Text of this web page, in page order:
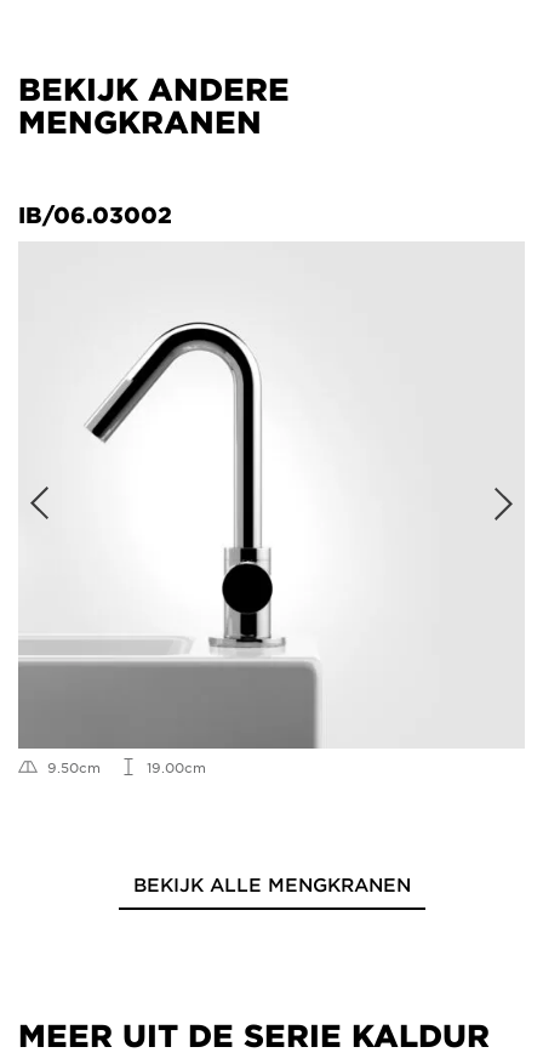
BEKIJK ANDERE
MENGKRANEN
IB/06.03002
9.50cm 19.00cm
BEKIJK ALLE MENGKRANEN
MEER UIT DE SERIE KALDUR